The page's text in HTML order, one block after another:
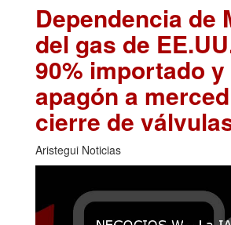
Dependencia de
del gas de
90% importado y
apagón a
cierre de
Aristegui Noticias